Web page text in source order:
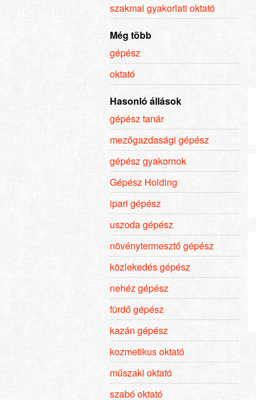
szakmai gyakorlati oktató
Még több
gépész
oktató
Hasonló állások
gépész tanár
mezőgazdasági gépész
gépész gyakornok
Gépész Holding
ipari gépész
uszoda gépész
növénytermesztő gépész
közlekedés gépész
nehéz gépész
fürdő gépész
kazán gépész
kozmetikus oktató
műszaki oktató
szabó oktató